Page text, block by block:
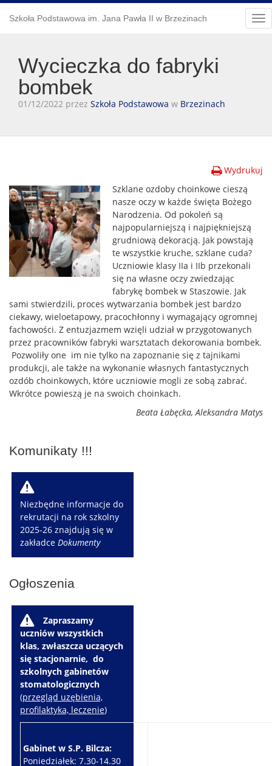
Szkoła Podstawowa im. Jana Pawła II w Brzezinach
Wycieczka do fabryki
bombek
01/12/2022 przez Szkoła Podstawowa w Brzezinach
Wydrukuj
Szklane ozdoby choinkowe cieszą
nasze oczy w każde święta Bożego
Narodzenia. Od pokoleń są
najpopularniejszą i najpiękniejszą
grudniową dekoracją. Jak powstają
te wszystkie kruche, szklane cuda?
Uczniowie klasy IIa i IIb przekonali
się na własne oczy zwiedzając
fabrykę bombek w Staszowie. Jak
sami stwierdzili, proces wytwarzania bombek jest bardzo
ciekawy, wieloetapowy, pracochłonny i wymagający ogromnej
fachowości. Z entuzjazmem wzięli udział w przygotowanych
przez pracowników fabryki warsztatach dekorowania bombek.
Pozwoliły one im nie tylko na zapoznanie się z tajnikami
produkcji, ale także na wykonanie własnych fantastycznych
ozdób choinkowych, które uczniowie mogli ze sobą zabrać.
Wkrótce powieszą je na swoich choinkach.
Beata Łabęcka, Aleksandra Matys
Komunikaty !!!
W
Niezbędne informacje do
rekrutacji na rok szkolny
2025-26 znajdują się w
zakładceDokumenty
Ogłoszenia
W
Zapraszamy
uczniów wszystkich
klas, zwłaszcza uczących
się stacjonarnie, do
szkolnych gabinetów
stomatologicznych
(przegląd uzębienia,
profilaktyka, leczenie)
Gabinet w S.P. Bilcza:
Poniedziałek: 7.30-14.30